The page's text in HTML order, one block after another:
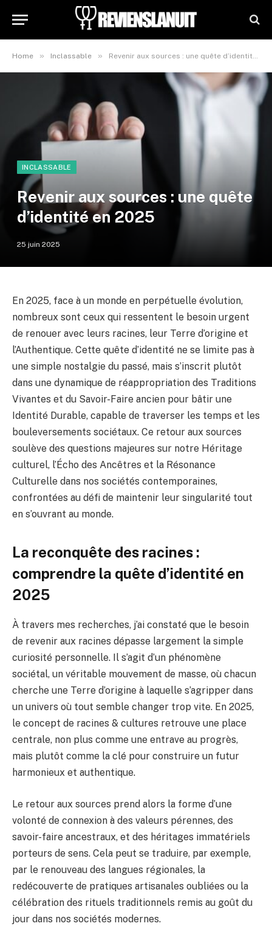
Home » Inclassable » Revenir aux sources : une quête d’identité en 2025
INCLASSABLE
Revenir aux sources : une quête
d’identité en 2025
25 juin 2025
En 2025, face à un monde en perpétuelle évolution,
nombreux sont ceux qui ressentent le besoin urgent
de renouer avec leurs racines, leur Terre d’origine et
l’Authentique. Cette quête d’identité ne se limite pas à
une simple nostalgie du passé, mais s’inscrit plutôt
dans une dynamique de réappropriation des Traditions
Vivantes et du Savoir-Faire ancien pour bâtir une
Identité Durable, capable de traverser les temps et les
bouleversements sociétaux. Ce retour aux sources
soulève des questions majeures sur notre Héritage
culturel, l’Écho des Ancêtres et la Résonance
Culturelle dans nos sociétés contemporaines,
confrontées au défi de maintenir leur singularité tout
en s’ouvrant au monde.
La reconquête des racines :
comprendre la quête d’identité en
2025
À travers mes recherches, j’ai constaté que le besoin
de revenir aux racines dépasse largement la simple
curiosité personnelle. Il s’agit d’un phénomène
sociétal, un véritable mouvement de masse, où chacun
cherche une Terre d’origine à laquelle s’agripper dans
un univers où tout semble changer trop vite. En 2025,
le concept de racines & cultures retrouve une place
centrale, non plus comme une entrave au progrès,
mais plutôt comme la clé pour construire un futur
harmonieux et authentique.
Le retour aux sources prend alors la forme d’une
volonté de connexion à des valeurs pérennes, des
savoir-faire ancestraux, et des héritages immatériels
porteurs de sens. Cela peut se traduire, par exemple,
par le renouveau des langues régionales, la
redécouverte de pratiques artisanales oubliées ou la
célébration des rituels traditionnels remis au goût du
jour dans nos sociétés modernes.